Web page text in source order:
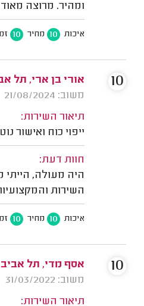
ומהיר. מרוצה
איכות 10 מחיר 10
אורי בן ארי, תל
משוב: 21/08/2024
תיאור השירות:
ייפוי כוח ואישור
חוות דעת:
היה מעולה,
השירות
איכות 10 מחיר 10
10
אסף מדי, תל
משוב: 31/03/2022
תיאור השירות:
10